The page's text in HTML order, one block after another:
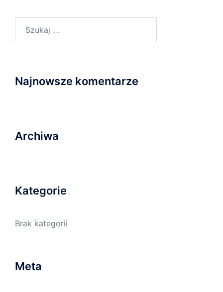
Najnowsze komentarze
Archiwa
Kategorie
Brak kategorii
Meta